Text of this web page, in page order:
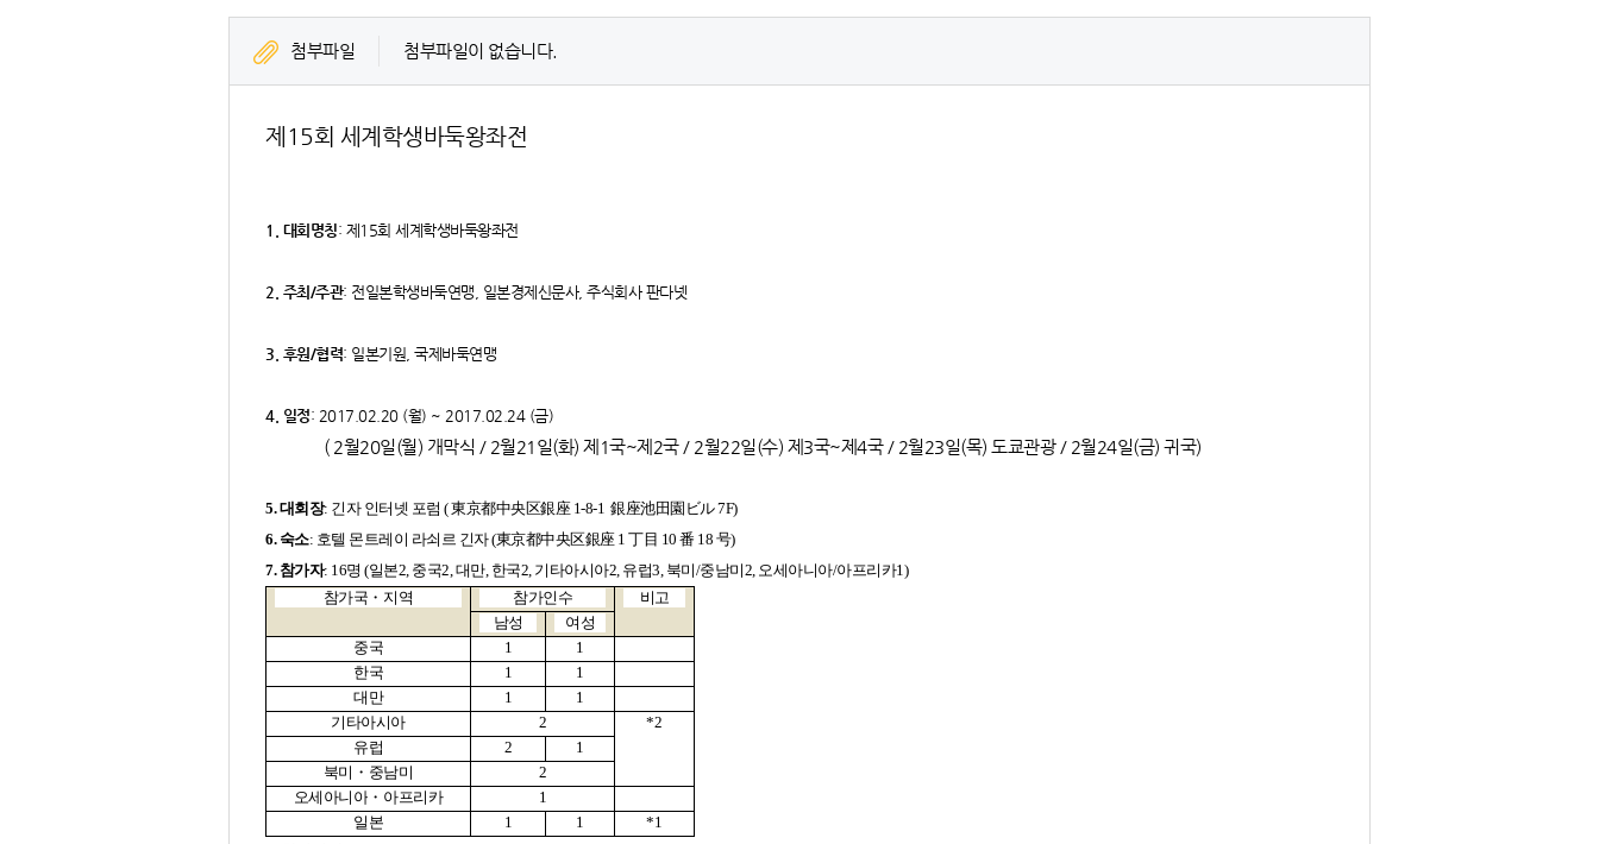
첨부파일 첨부파일이 없습니다.
제15회 세계학생바둑왕좌전
1. 대회명칭: 제15회 세계학생바둑왕좌전
2. 주최/주관: 전일본학생바둑연맹, 일본경제신문사, 주식회사 판다넷 ​
3. 후원/협력: 일본기원, 국제바둑연맹​
4. 일정​: 2017.02.20 (월) ~ 2017.02.24 (금)
( 2월20일(월) 개막식 / 2월21일(화) 제1국~제2국 / 2월22일(수) 제3국~제4국 / 2월23일(목) 도쿄관광 / 2월24일(금) 귀국)
5. 대회장: 긴자 인터넷 포럼 (東京都中央区銀座1-8-1 銀座池田園ビル7F)
​6. 숙소​: 호텔 몬트레이 라쇠르 긴자 (東京都中央区銀座 1 丁目 10 番 18 号)
7. 참가자​: 16명 (일본2, 중국2, 대만, 한국2, 기타아시아2, 유럽3, 북미/중남미2, 오세아니아/아프리카1)
참가국 ・ 지역 참가인수
비고
남성
여성
중국
1
1
한국
1
1
대만
1
1
기타아시아
2
*2
유럽
2
1
북미 ・ 중남미
2
오세아니아 ・ 아프리카
1
일본
1 1
*1